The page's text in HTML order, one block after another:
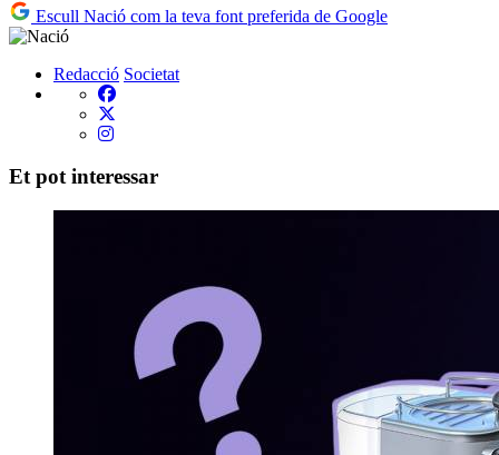
Escull Nació com la teva font preferida de Google
Redacció Societat
Et pot interessar